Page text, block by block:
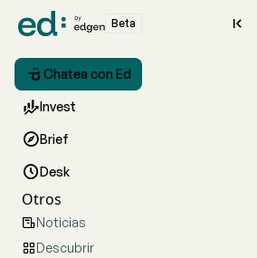
Beta 
 Chatea con Ed
Invest
Brief
Desk
Otros
Noticias
Descubrir